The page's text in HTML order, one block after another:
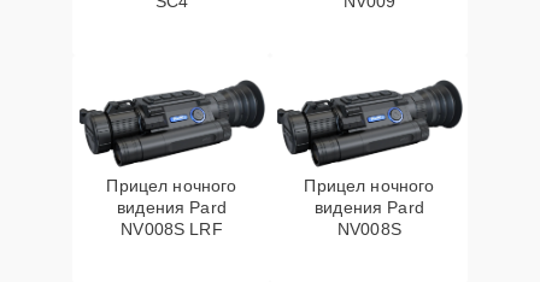
Прицел ночного
видения Pard
NV008S LRF
Прицел ночного
видения Pard
NV008S